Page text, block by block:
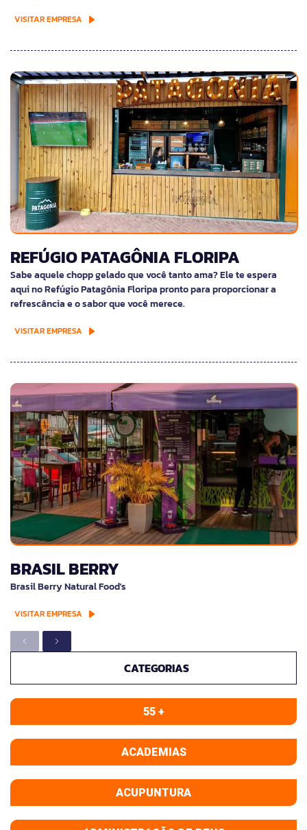
VISITAR EMPRESA
REFÚGIO PATAGÔNIA FLORIPA
Sabe aquele chopp gelado que você tanto ama? Ele te espera
aqui no Refúgio Patagônia Floripa pronto para proporcionar a
refrescância e o sabor que você merece.
VISITAR EMPRESA
BRASIL BERRY
Brasil Berry Natural Food's
VISITAR EMPRESA
CATEGORIAS
55 +
ACADEMIAS
ACUPUNTURA